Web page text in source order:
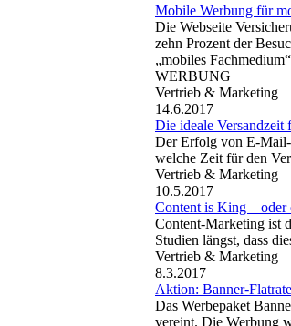
Mobile Werbung für
Die Webseite
zehn Prozent der
„mobiles
WERBUNG
Vertrieb & Marketing
14.6.2017
Die ideale
Der Erfolg von E-Mail-
welche Zeit für den
Vertrieb & Marketing
10.5.2017
Content is King –
Content-Marketing ist
Studien längst, dass
Vertrieb & Marketing
8.3.2017
Aktion: Banner-
Das Werbepaket
vereint. Die Werbung